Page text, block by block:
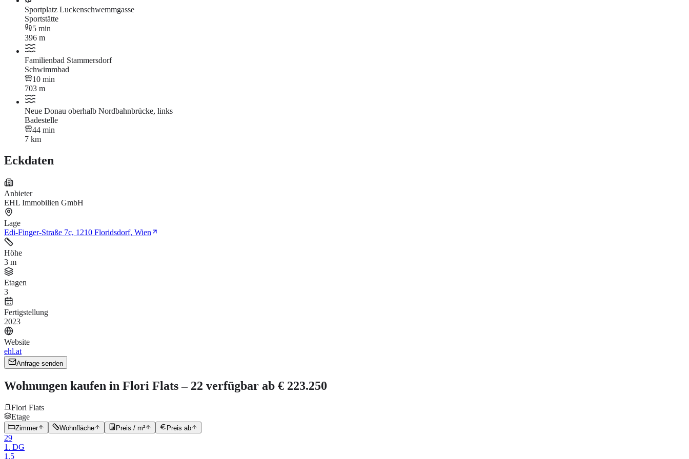
Sportplatz Luckenschwemmgasse
Sportstätte
5 min
396 m
Familienbad Stammersdorf
Schwimmbad
10 min
703 m
Neue Donau oberhalb Nordbahnbrücke, links
Badestelle
44 min
7 km
Eckdaten
Anbieter
EHL Immobilien GmbH
Lage
Edi-Finger-Straße 7c, 1210 Floridsdorf, Wien
Höhe
3 m
Etagen
3
Fertigstellung
2023
Website
ehl.at
Anfrage senden
Wohnungen kaufen in Flori Flats – 22 verfügbar ab € 223.250
Flori Flats
Etage
Zimmer Wohnfläche Preis / m² Preis ab
29
1. DG
1.5